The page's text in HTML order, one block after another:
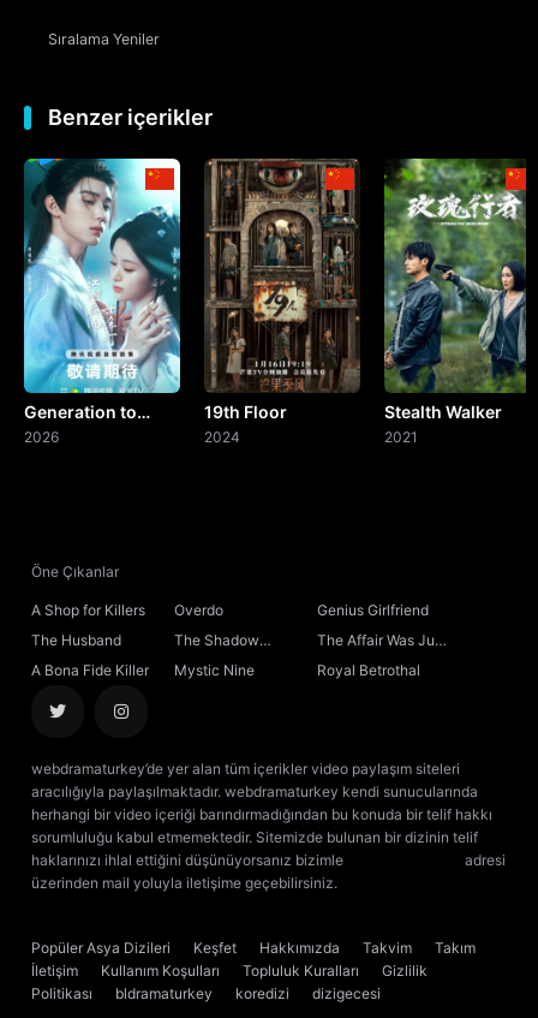
14. Bölüm
15. Bölüm
16. Bölüm
17. Bölüm
18. Bölüm
19. Bölüm
20. Bölüm
23. Bölüm
24. Bölüm
Sıralama Yeniler
Benzer içerikler
Generation to
Generation
2026
19th Floor
2024
Stealth Walker
2021
Öne Çıkanlar
A Shop for Killers Overdo
Genius Girlfriend
The Husband
The Shadow
Sovereign
The Affair Was Just
the Beginning
A Bona Fide Killer Mystic Nine Royal Betrothal
webdramaturkey’de yer alan tüm içerikler video paylaşım siteleri
aracılığıyla paylaşılmaktadır. webdramaturkey kendi sunucularında
herhangi bir video içeriği barındırmadığından bu konuda bir telif hakkı
sorumluluğu kabul etmemektedir. Sitemizde bulunan bir dizinin telif
haklarınızı ihlal ettiğini düşünüyorsanız bizimle
adresi
üzerinden mail yoluyla iletişime geçebilirsiniz.
Popüler Asya Dizileri Keşfet Hakkımızda Takvim
Takım
İletişim
Kullanım Koşulları Topluluk Kuralları
Gizlilik
Politikası
bldramaturkey koredizi
dizigecesi